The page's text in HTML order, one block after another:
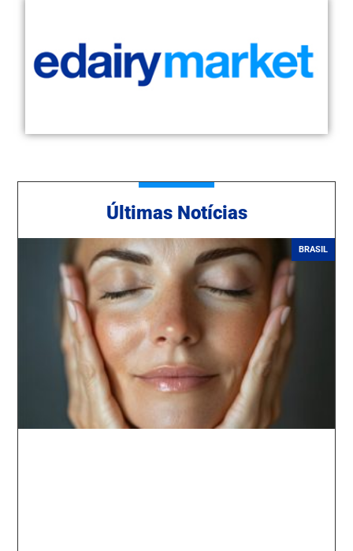
Ú ltimas Notícias
BRASIL